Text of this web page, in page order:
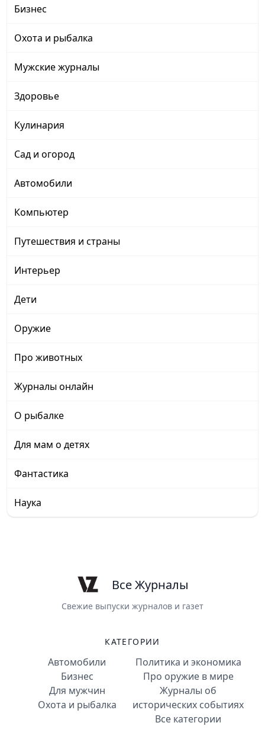
Бизнес
Охота и рыбалка
Мужские журналы
Здоровье
Кулинария
Сад и огород
Автомобили
Компьютер
Путешествия и страны
Интерьер
Дети
Оружие
Про животных
Журналы онлайн
О рыбалке
Для мам о детях
Фантастика
Наука
Все Журналы
Свежие выпуски журналов и газет
КАТЕГОРИИ
Автомобили
Бизнес
Для мужчин
Охота и рыбалка
Политика и экономика
Про оружие в мире
Журналы об
исторических событиях
Все категории